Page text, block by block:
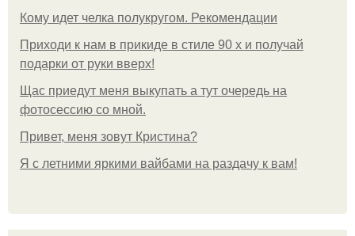
Кому идет челка полукругом. Рекомендации
Приходи к нам в прикиде в стиле 90 х и получай
подарки от руки вверх!
Щас приедут меня выкупать а тут очередь на
фотосессию со мной.
Привет, меня зовут Кристина?
Я с летними яркими вайбами на раздачу к вам!